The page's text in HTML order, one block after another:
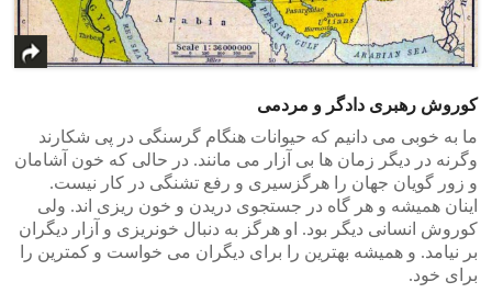
کوروش رهبری دادگر و مردمی
ما به خوبی می دانیم که حیوانات هنگام گرسنگی در پی شکارند
وگرنه در دیگر زمان ها بی آزار می مانند. در حالی که خون آشامان
و زور گویان جهان را هرگزسیری و رفع تشنگی در کار نیست.
اینان همیشه و هر گاه در جستجوی دریدن و خون ریزی اند. ولی
کوروش انسانی دیگر بود. او هرگز به دنبال خونریزی و آزار دیگران
بر نیامد. و همیشه بهترین را برای دیگران می خواست و کمترین را
برای خود.